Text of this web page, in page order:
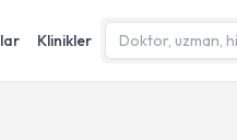
Klinikler